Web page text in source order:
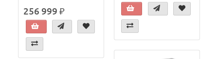
256 999 ₽